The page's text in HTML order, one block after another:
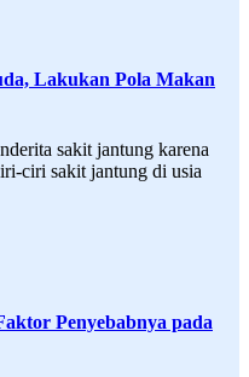
Lakukan Pola Makan
sakit jantung karena
ciri sakit jantung di usia
Penyebabnya pada